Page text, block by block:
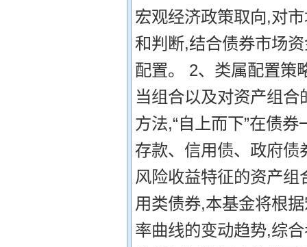
宏观经济政策取向,对
和判断,结合债券市场
配置。 2、类属配置策
当组合以及对资产组
方法,“自上而下”在债
存款、信用债、政府
风险收益特征的资产
用类债券,本基金将根
率曲线的变动趋势,综